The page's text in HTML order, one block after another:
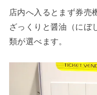
店内へ入るとまず券売
ざっくりと醤油（にぼ
類が選べます。